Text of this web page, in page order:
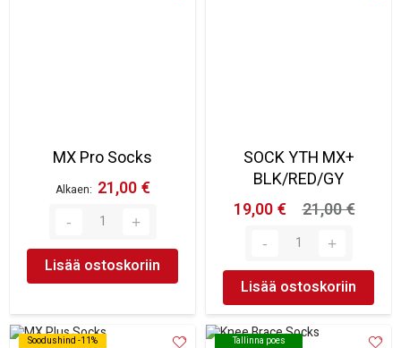
MX Pro Socks
Alkaen 21,00 €
Lisää ostoskoriin
SOCK YTH MX+
BLK/RED/GY
19,00 €
21,00 €
Lisää ostoskoriin
Soodushind -11%
Soodushind -11%
Tallinna poes
Tallinna poes